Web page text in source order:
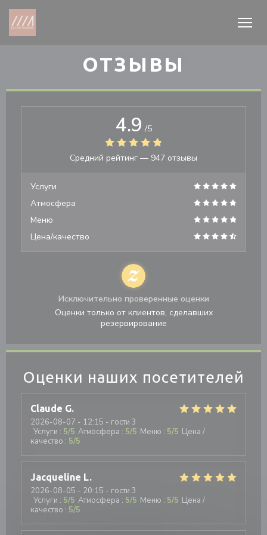
Панель управления cookies
ОТЗЫВЫ
Оценки наших посетителей
Claude G
2026-08-07 - 12:15 - гости 3
Услуги : 5/5 Атмосфера : 5/5 Меню : 5/5 Цена /
качество : 5/5
Jacqueline L
2026-08-05 - 20:15 - гости 3
Услуги : 5/5 Атмосфера : 5/5 Меню : 5/5 Цена /
качество : 5/5
4.9 /5
Средний рейтинг — 947 отзывы
Услуги
Атмосфера
Меню
Цена/качество
Исключительно проверенные оценки
Оценки только от клиентов, сделавших
резервирование